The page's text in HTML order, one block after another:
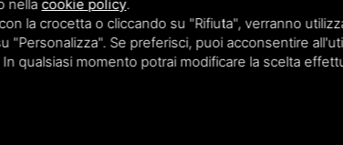
nella cookie policy.
la crocetta o cliccando su "Rifiuta", verranno
"Personalizza". Se preferisci, puoi acconsentire
qualsiasi momento potrai modificare la scelta